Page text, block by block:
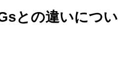
との違いについ